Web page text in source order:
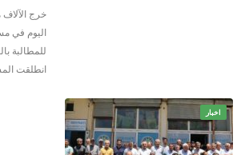
خرج الآلاف
اليوم في
للمطالبة
انطلقت
اخبار